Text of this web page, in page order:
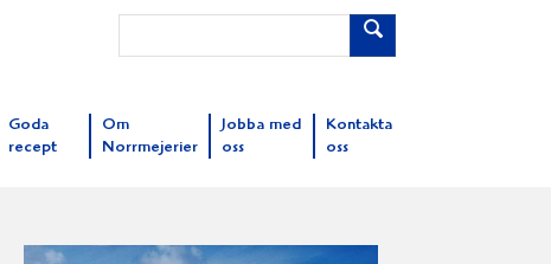
Goda
recept
Om
Norrmejerier
Jobba med
oss
Kontakta
oss